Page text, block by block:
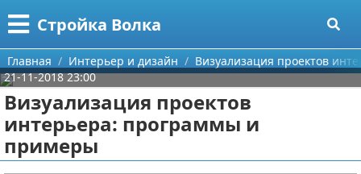
Стройка Волка
Меню
Главная
Категории
Строительство
Мебель
Поиск
О проекте
Главная Интерьер и дизайн
Визуализация проектов
21-11-2018 23:00
Визуализация проектов
интерьера: программы и
примеры